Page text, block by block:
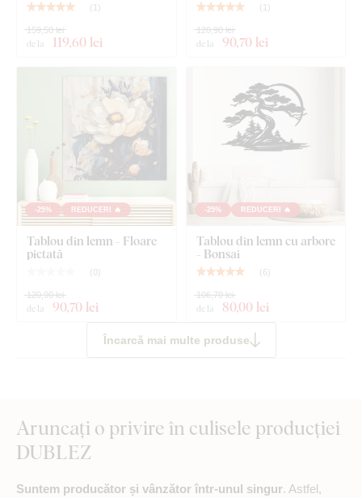
( 1 )
de la 119,60 lei
159,50 lei
( 1 )
de la 90,70 lei
120,90 lei
-25% REDUCERI 🔥
Tablou din lemn - Floare
pictată
( 0)
de la 90,70 lei
120,90 lei
-25% REDUCERI 🔥
Tablou din lemn cu arbore
- Bonsai
( 6 )
de la 80,00 lei
106,70 lei
Încarcă mai multe produse
Aruncați o privire în culisele producției
DUBLEZ
Suntem producător și vânzător într-unul singur. Astfel,